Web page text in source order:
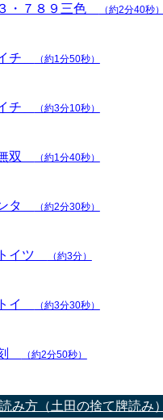
・７８９三色 （約2分40秒）
チ （約1分50秒）
チ （約3分10秒）
双 （約1分40秒）
タ （約2分30秒）
イツ （約3分）
イ （約3分30秒）
（約2分50秒）
み方（土田の捨て牌読み）